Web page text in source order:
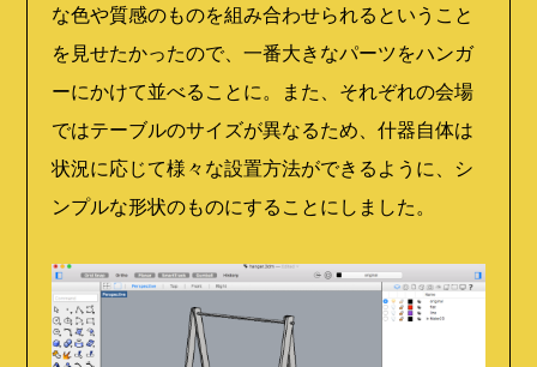
な色や質感のものを組み合わせられるということ
を見せたかったので、一番大きなパーツをハンガ
ーにかけて並べることに。また、それぞれの会場
ではテーブルのサイズが異なるため、什器自体は
状況に応じて様々な設置方法ができるように、シ
ンプルな形状のものにすることにしました。